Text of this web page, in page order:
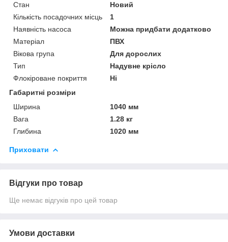
Стан
Новий
Кількість посадочних місць
1
Наявність насоса
Можна придбати додатково
Матеріал
ПВХ
Вікова група
Для дорослих
Тип
Надувне крісло
Флокіроване покриття
Ні
Габаритні розміри
Ширина
1040 мм
Вага
1.28 кг
Глибина
1020 мм
Приховати
Відгуки про товар
Ще немає відгуків про цей товар
Умови доставки